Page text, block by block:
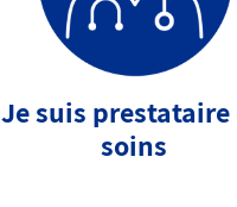
Je suis prestataire
soins